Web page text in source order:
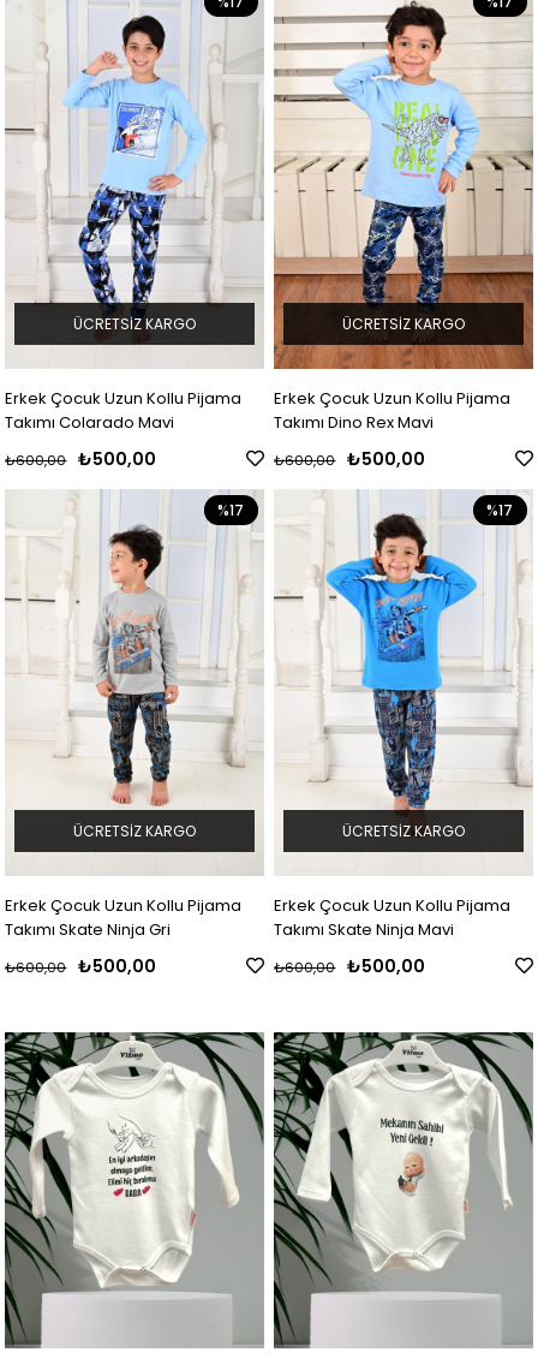
Erkek Çocuk Uzun Kollu Pijama
Takımı Colarado Mavi
₺500,00
₺600,00
ÜCRETSIZ KARGO
Erkek Çocuk Uzun Kollu Pijama
Takımı Dino Rex Mavi
₺500,00
₺600,00
ÜCRETSIZ KARGO
Erkek Çocuk Uzun Kollu Pijama
Takımı Skate Ninja Gri
₺500,00
₺600,00
%17
ÜCRETSIZ KARGO
Erkek Çocuk Uzun Kollu Pijama
Takımı Skate Ninja Mavi
₺500,00
₺600,00
%17
ÜCRETSIZ KARGO